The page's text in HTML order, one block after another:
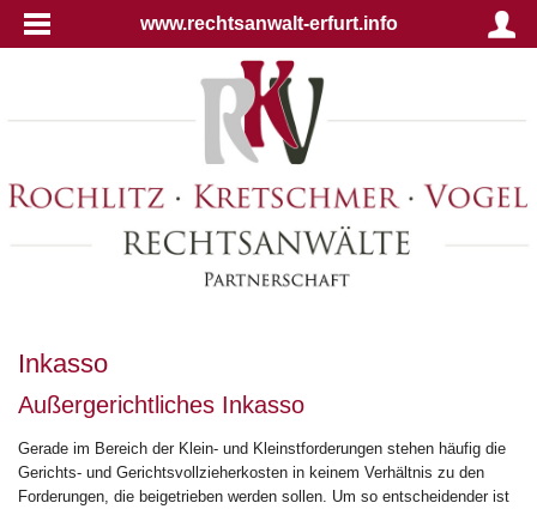
www.rechtsanwalt-erfurt.info
Inkasso
Außergerichtliches Inkasso
Gerade im Bereich der Klein- und Kleinstforderungen stehen häufig die
Gerichts- und Gerichtsvollzieherkosten in keinem Verhältnis zu den
Forderungen, die beigetrieben werden sollen. Um so entscheidender ist